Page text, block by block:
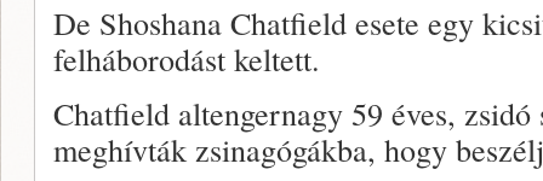
De Shoshana Chatfield esete egy
felháborodást keltett.
Chatfield altengernagy 59 éves, zsidó
meghívták zsinagógákba, hogy